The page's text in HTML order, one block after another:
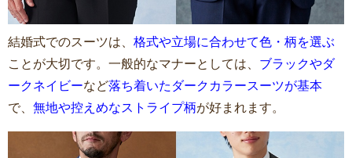
結婚式でのスーツは、 格式や立場に合わせて色・柄を選ぶ
ことが大切です。一般的なマナーとしては、 ブラックやダ
ークネイビーなど落ち着いたダークカラースーツが基本
で、 無地や控えめなストライプ柄が好まれます。